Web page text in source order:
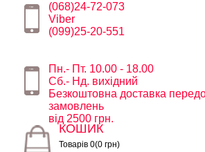
(068)24-72-073
Viber
(099)25-20-551
Пн.- Пт. 10.00 - 18.00
Сб.- Нд. вихідний
Безкоштовна доставка
замовлень
від 2500 грн.
КОШИК
Товарів 0(0 грн)